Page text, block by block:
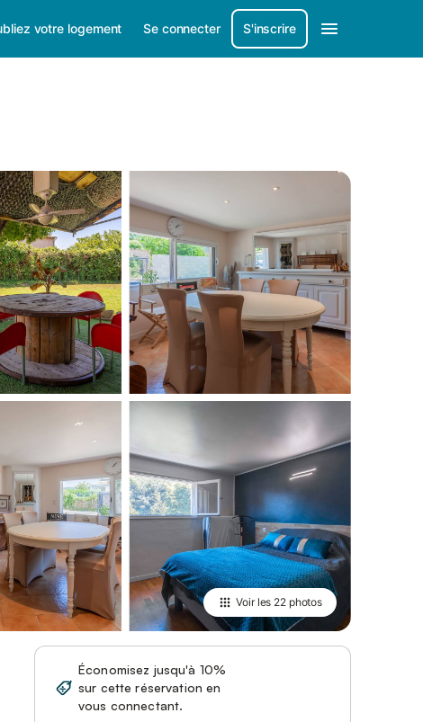
votre logement Se connecter S'inscrire
Voir les 22 photos
Économisez jusqu'à 10%
sur cette réservation en
vous connectant.